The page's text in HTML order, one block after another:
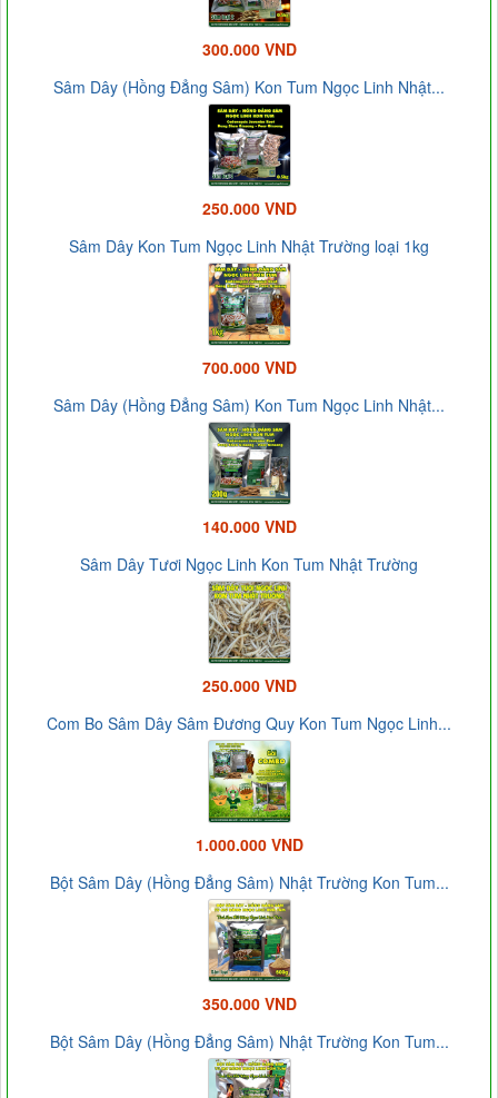
300.000 VND
Sâm Dây (Hồng Đẳng Sâm) Kon Tum Ngọc Linh Nhật...
250.000 VND
Sâm Dây Kon Tum Ngọc Linh Nhật Trường loại 1kg
700.000 VND
Sâm Dây (Hồng Đẳng Sâm) Kon Tum Ngọc Linh Nhật...
140.000 VND
Sâm Dây Tươi Ngọc Linh Kon Tum Nhật Trường
250.000 VND
Com Bo Sâm Dây Sâm Đương Quy Kon Tum Ngọc Linh...
1.000.000 VND
Bột Sâm Dây (Hồng Đẳng Sâm) Nhật Trường Kon Tum...
350.000 VND
Bột Sâm Dây (Hồng Đẳng Sâm) Nhật Trường Kon Tum...